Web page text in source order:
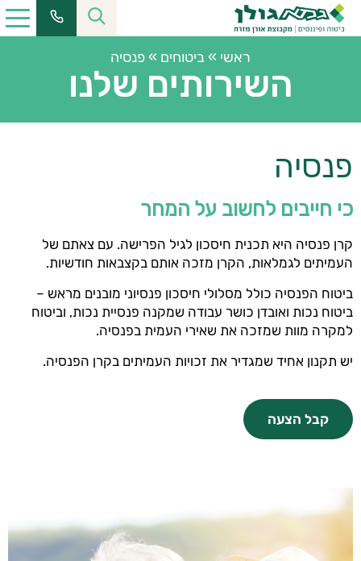
ראשי »ביטוחים »פנסיה
השירותים שלנו
פנסיה
כי חייבים לחשוב על המחר
קרן פנסיה היא תכנית חיסכון לגיל הפרישה. עם צאתם של
העמיתים לגמלאות, הקרן מזכה אותם בקצבאות חודשיות.
ביטוח הפנסיה כולל מסלולי חיסכון פנסיוני מובנים מראש –
ביטוח נכות ואובדן כושר עבודה שמקנה פנסיית נכות, וביטוח
למקרה מוות שמזכה את שאירי העמית בפנסיה.
יש תקנון אחיד שמגדיר את זכויות העמיתים בקרן הפנסיה.
קבל הצעה